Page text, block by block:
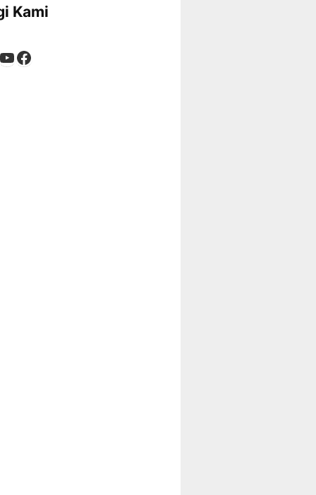
Kami
Facebook